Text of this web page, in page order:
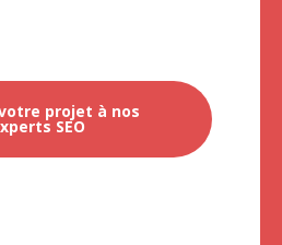
projet à nos
SEO